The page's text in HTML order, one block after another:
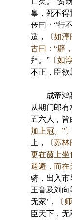
辠，死不得
传曰：“行
适，
〔如
古曰：“辟
拜。”〔如
不正，臣欲
成帝鸿嘉
从期门郎
五六人，皆
加上冠。”〕
上，
〔苏
更在茵上坐
迴避，而在
骑，出入市
王音及刘向
无家’，
〔
臣天下，